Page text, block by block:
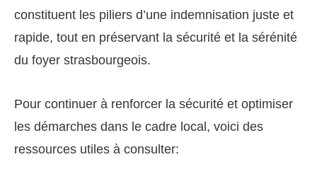
constituent les piliers d’une indemnisation juste et
rapide, tout en préservant la sécurité et la sérénité
du foyer strasbourgeois.
Pour continuer à renforcer la sécurité et optimiser
les démarches dans le cadre local, voici des
ressources utiles à consulter: